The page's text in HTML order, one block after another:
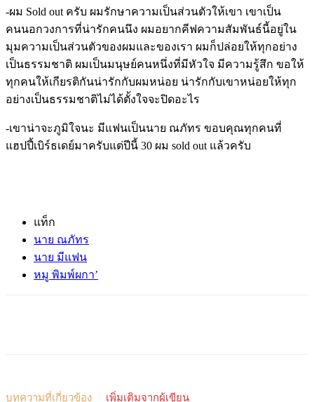
-ผม Sold out ครับ ผมรักษาความเป็นส่วนตัวให้เขา เขาเป็น
คนนอกวงการที่น่ารักคนนึง ผมอยากคีฟความสัมพันธ์นี้อยู่ใน
มุมความเป็นส่วนตัวของผมและของเรา ผมก็ปล่อยให้ทุกอย่าง
เป็นธรรมชาติ ผมเป็นมนุษย์คนหนึ่งที่มีหัวใจ มีความรู้สึก ขอให้
ทุกคนให้เกียรติกันน่ารักกับผมหน่อย น่ารักกับเขาหน่อยให้ทุก
อย่างเป็นธรรมชาติไม่ได้ตั้งใจจะปิดอะไร
-เขาน่าจะภูมิใจนะ มีแฟนเป็นนาย ณภัทร ขอบคุณทุกคนที่
แฮปปี้เบิร์ธเดย์มาครับแต่ปีนี้ 30 ผม sold out แล้วครับ
แท็ก
นาย ณภัทร
นาย มีแฟน
หมู พิมพ์ผกา’
บทความที่เกี่ยวข้อง เพิ่มเติมจากผู้เขียน